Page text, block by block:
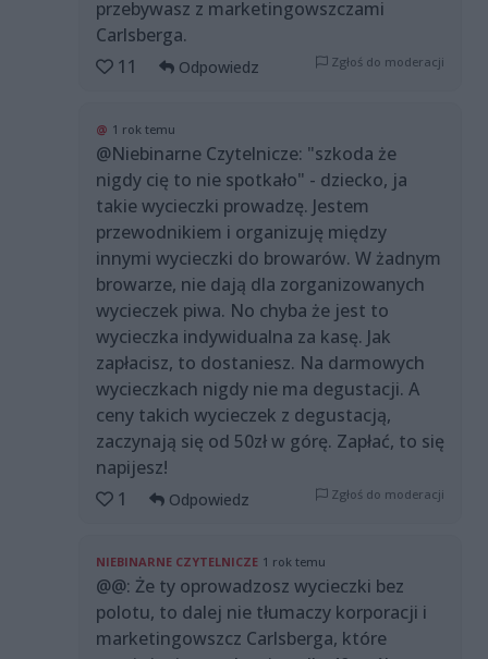
przebywasz z marketingowszczami
Carlsberga.
11
Odpowiedz Zgłoś do moderacji
@ 1 rok temu
@Niebinarne Czytelnicze: "szkoda że
nigdy cię to nie spotkało" - dziecko, ja
takie wycieczki prowadzę. Jestem
przewodnikiem i organizuję między
innymi wycieczki do browarów. W żadnym
browarze, nie dają dla zorganizowanych
wycieczek piwa. No chyba że jest to
wycieczka indywidualna za kasę. Jak
zapłacisz, to dostaniesz. Na darmowych
wycieczkach nigdy nie ma degustacji. A
ceny takich wycieczek z degustacją,
zaczynają się od 50zł w górę. Zapłać, to się
napijesz!
1
Odpowiedz Zgłoś do moderacji
NIEBINARNE CZYTELNICZE 1 rok temu
@@: Że ty oprowadzosz wycieczki bez
polotu, to dalej nie tłumaczy korporacji i
marketingowszcz Carlsberga, które